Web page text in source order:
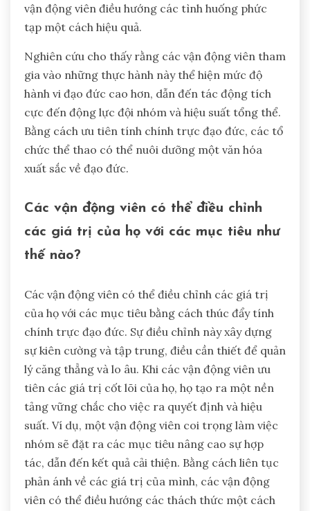
vận động viên điều hướng các tình huống phức
tạp một cách hiệu quả.
Nghiên cứu cho thấy rằng các vận động viên tham
gia vào những thực hành này thể hiện mức độ
hành vi đạo đức cao hơn, dẫn đến tác động tích
cực đến động lực đội nhóm và hiệu suất tổng thể.
Bằng cách ưu tiên tính chính trực đạo đức, các tổ
chức thể thao có thể nuôi dưỡng một văn hóa
xuất sắc về đạo đức.
Các vận động viên có thể điều chỉnh
các giá trị của họ với các mục tiêu như
thế nào?
Các vận động viên có thể điều chỉnh các giá trị
của họ với các mục tiêu bằng cách thúc đẩy tính
chính trực đạo đức. Sự điều chỉnh này xây dựng
sự kiên cường và tập trung, điều cần thiết để quản
lý căng thẳng và lo âu. Khi các vận động viên ưu
tiên các giá trị cốt lõi của họ, họ tạo ra một nền
tảng vững chắc cho việc ra quyết định và hiệu
suất. Ví dụ, một vận động viên coi trọng làm việc
nhóm sẽ đặt ra các mục tiêu nâng cao sự hợp
tác, dẫn đến kết quả cải thiện. Bằng cách liên tục
phản ánh về các giá trị của mình, các vận động
viên có thể điều hướng các thách thức một cách